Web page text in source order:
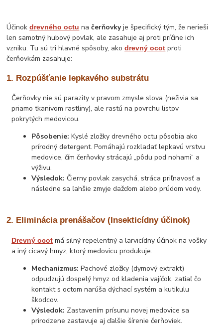
Účinokdrevného octu načerňovkyje špecifický tým, že nerieši
len samotný hubový povlak, ale zasahuje aj proti príčine ich
vzniku. Tu sú tri hlavné spôsoby, akodrevný ocot proti
čerňovkám zasahuje:
1. Rozpúšťanie lepkavého substrátu
Čerňovky nie sú parazity v pravom zmysle slova (neživia sa
priamo tkanivom rastliny), ale rastú na povrchu listov
pokrytých medovicou.
Pôsobenie: Kyslé zložky drevného octu pôsobia ako
prírodný detergent. Pomáhajú rozkladať lepkavú vrstvu
medovice, čím čerňovky strácajú „pôdu pod nohami“ a
výživu.
Výsledok: Čierny povlak zasychá, stráca priľnavosť a
následne sa ľahšie zmyje dažďom alebo prúdom vody.
2. Eliminácia prenášačov (Insekticídny účinok)
Drevný ocot má silný repelentný a larvicídny účinok na vošky
a iný cicavý hmyz, ktorý medovicu produkuje.
Mechanizmus: Pachové zložky (dymový extrakt)
odpudzujú dospelý hmyz od kladenia vajíčok, zatiaľ čo
kontakt s octom narúša dýchací systém a kutikulu
škodcov.
Výsledok: Zastavením prísunu novej medovice sa
prirodzene zastavuje aj ďalšie šírenie čerňoviek.